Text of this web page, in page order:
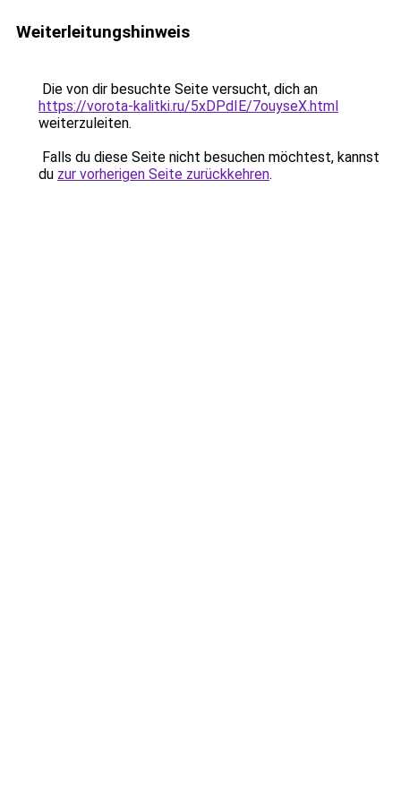
Weiterleitungshinweis
Die von dir besuchte Seite versucht, dich an
https://vorota-kalitki.ru/5xDPdIE/7ouyseX.html
weiterzuleiten.
Falls du diese Seite nicht besuchen möchtest, kannst
du zur vorherigen Seite zurückkehren.